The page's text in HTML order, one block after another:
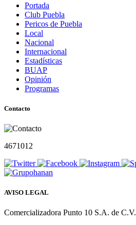
Portada
Club Puebla
Pericos de Puebla
Local
Nacional
Internacional
Estadísticas
BUAP
Opinión
Programas
Contacto
4671012
AVISO LEGAL
Comercializadora Punto 10 S.A. de C.V.